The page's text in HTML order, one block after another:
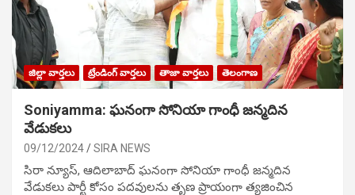
జిల్లా వార్తలు ట్రేండింగ్ వార్తలు తాజా వార్తలు తెలంగాణ
Soniyamma: ఘ‌నంగా సోనియా గాంధీ జ‌న్మ‌దిన
వేడుక‌లు
09/12/2024 SIRA NEWS
సిరా న్యూస్, ఆదిలాబాద్ ఘ‌నంగా సోనియా గాంధీ జ‌న్మ‌దిన
వేడుక‌లు పార్టీ కోసం ప‌ద‌వుల‌ను తృణ ప్రాయంగా త్య‌జించిన